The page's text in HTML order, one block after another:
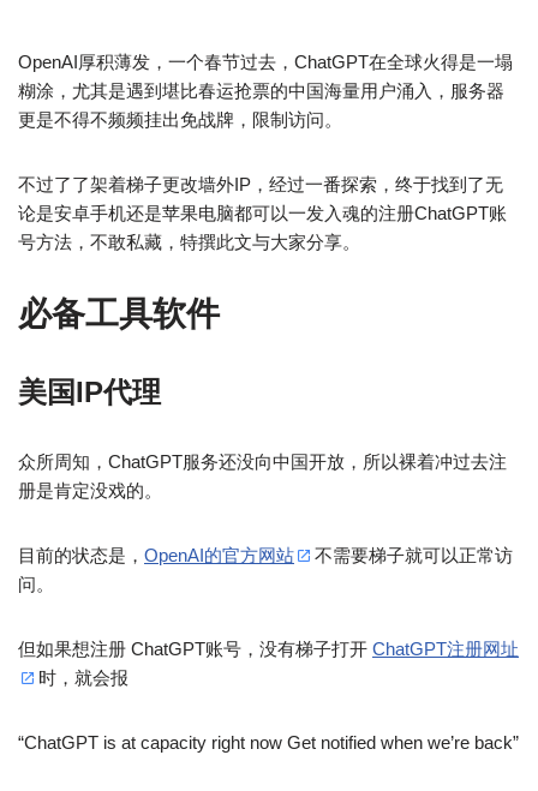
OpenAI厚积薄发，一个春节过去，ChatGPT在全球火得是一塌
糊涂，尤其是遇到堪比春运抢票的中国海量用户涌入，服务器
更是不得不频频挂出免战牌，限制访问。
不过了了架着梯子更改墙外IP，经过一番探索，终于找到了无
论是安卓手机还是苹果电脑都可以一发入魂的注册ChatGPT账
号方法，不敢私藏，特撰此文与大家分享。
必备工具软件
美国IP代理
众所周知，ChatGPT服务还没向中国开放，所以裸着冲过去注
册是肯定没戏的。
目前的状态是， OpenAI的官方网站
不需要梯子就可以正常访
问。
但如果想注册 ChatGPT账号，没有梯子打开 ChatGPT注册网址
时，就会报
“ChatGPT is at capacity right now Get notified when we’re back”